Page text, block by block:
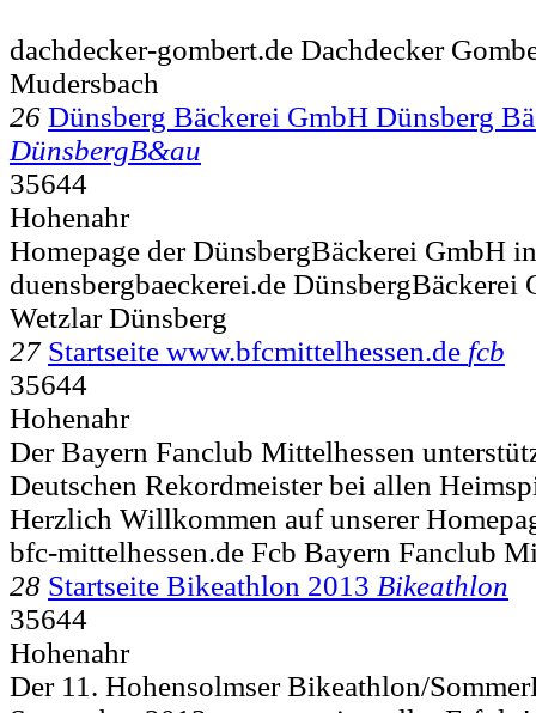
dachdecker-gombert.de Dachdecker
Mudersbach
26 Dünsberg Bäckerei GmbH Dünsberg
DünsbergB&au
35644
Hohenahr
Homepage der DünsbergBäckerei GmbH
duensbergbaeckerei.de DünsbergBäckerei
Wetzlar Dünsberg
27 Startseite www.bfcmittelhessen.de fcb
35644
Hohenahr
Der Bayern Fanclub Mittelhessen
Deutschen Rekordmeister bei allen
Herzlich Willkommen auf unserer
bfc-mittelhessen.de Fcb Bayern Fanclub
28 Startseite Bikeathlon 2013 Bikeathlon
35644
Hohenahr
Der 11. Hohensolmser Bikeathlon/